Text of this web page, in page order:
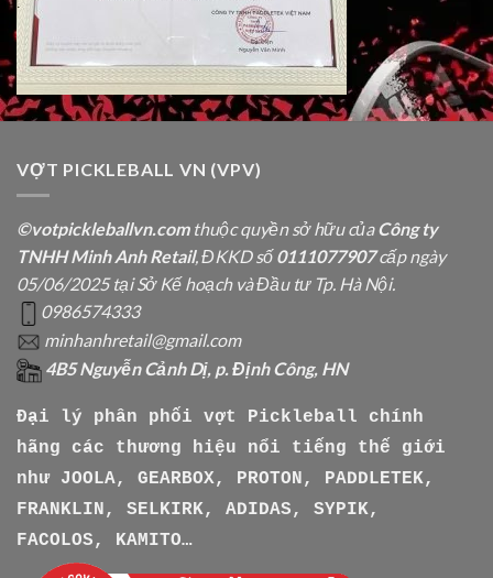
VỢT PICKLEBALL VN (VPV)
©votpickleballvn.comthuộc quyền sở hữu củaCông ty
TNHH Minh Anh Retail, ĐKKD số0111077907cấp ngày
05/06/2025 tại Sở Kế hoạch và Đầu tư Tp. Hà Nội.
0986574333
minhanhretail@gmail.com
4B5 Nguyễn Cảnh Dị, p. Định Công, HN
Đại lý phân phối vợt Pickleball chính
hãng các thương hiệu nổi tiếng thế giới
như
JOOLA, GEARBOX, PROTON, PADDLETEK,
FRANKLIN, SELKIRK, ADIDAS, SYPIK,
FACOLOS, KAMITO…